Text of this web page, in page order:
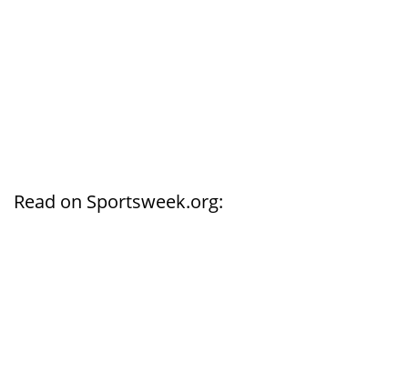
Read on Sportsweek.org: